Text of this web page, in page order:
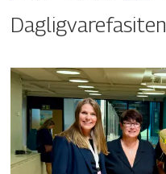
Dagligvarefasiten